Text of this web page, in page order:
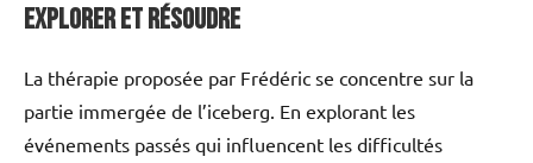
Explorer et Résoudre
La thérapie proposée par Frédéric se concentre sur la
partie immergée de l’iceberg. En explorant les
événements passés qui influencent les difficultés